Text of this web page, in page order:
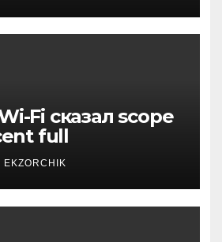
Fi сказал scope
full
EKZORCHIK